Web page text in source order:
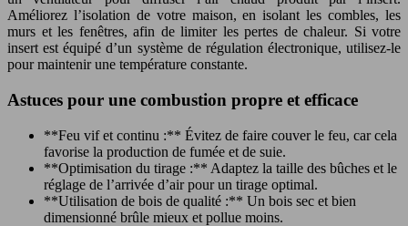
Améliorez l’isolation de votre maison, en isolant les combles, les
murs et les fenêtres, afin de limiter les pertes de chaleur. Si votre
insert est équipé d’un système de régulation électronique, utilisez-le
pour maintenir une température constante.
Astuces pour une combustion propre et efficace
**Feu vif et continu :** Évitez de faire couver le feu, car cela
favorise la production de fumée et de suie.
**Optimisation du tirage :** Adaptez la taille des bûches et le
réglage de l’arrivée d’air pour un tirage optimal.
**Utilisation de bois de qualité :** Un bois sec et bien
dimensionné brûle mieux et pollue moins.